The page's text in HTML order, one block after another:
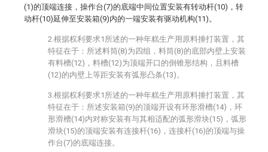
(1)的顶端连接，操作台(7)的底端中间位置安装有转动杆(10)，转
动杆(10)延伸至安装箱(9)内的一端安装有驱动机构(11)。
2.根据权利要求1所述的一种年糕生产用原料捶打装置，其
特征在于：所述料筒(8)为四组，料筒(8)的底部内壁上安装
有料槽(12)，料槽(12)为顶端开口的倒锥形结构，且料槽
(12)的内壁上等距安装有弧形凸条(13)。
3.根据权利要求1所述的一种年糕生产用原料捶打装置，其
特征在于：所述安装箱(9)的顶端开设有环形滑槽(14)，环
形滑槽(14)内对称安装有与其相适配的弧形滑块(15)，弧形
滑块(15)的顶端安装有连接杆(16)，连接杆(16)的顶端与操
作台(7)的底端连接。